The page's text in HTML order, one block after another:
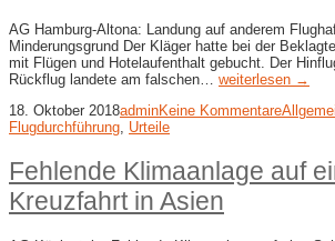
AG Hamburg-Altona: Landung auf anderem
Minderungsgrund Der Kläger hatte bei der
mit Flügen und Hotelaufenthalt gebucht. Der
Rückflug landete am falschen… weiterlesen →
18. Oktober 2018adminKeine Kommentare
Flugdurchführung, Urteile
Fehlende Klimaanlage auf
Kreuzfahrt in Asien